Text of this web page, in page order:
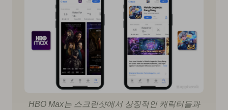
HBO Max는 스크린샷에서 상징적인 캐릭터들과